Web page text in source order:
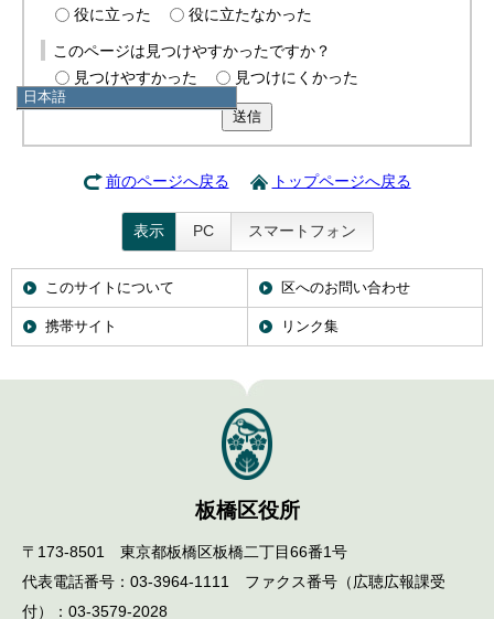
日本語
役に立った
役に立たなかった
このページは見つけやすかったですか？
見つけやすかった
見つけにくかった
送信
前のページへ戻る トップページへ戻る
表示 PC スマートフォン
このサイトについて 区へのお問い合わせ
携帯サイト リンク集
板橋区役所
〒173-8501 東京都板橋区板橋二丁目66番1号
代表電話番号：03-3964-1111 ファクス番号（広聴広報課受
付）：03-3579-2028